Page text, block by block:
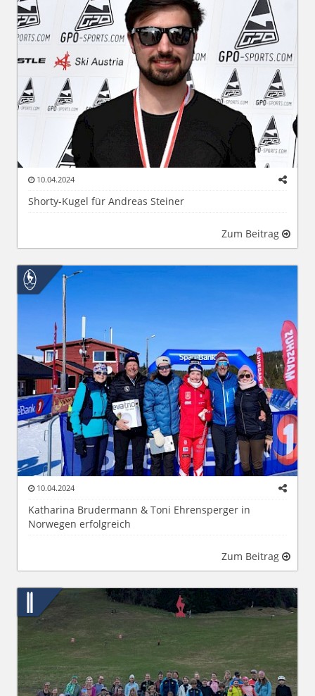
10.04.2024
Shorty-Kugel für Andreas Steiner
Zum Beitrag
10.04.2024
Katharina Brudermann & Toni Ehrensperger in
Norwegen erfolgreich
Zum Beitrag